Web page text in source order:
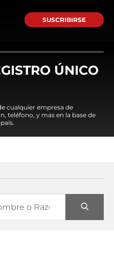
SUSCRIBIRSE
ÚNICO
cualquier empresa de
teléfono, y mas en la base de